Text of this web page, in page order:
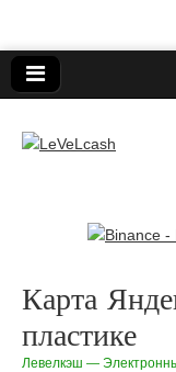
Карта
пластике
Левелкэш —